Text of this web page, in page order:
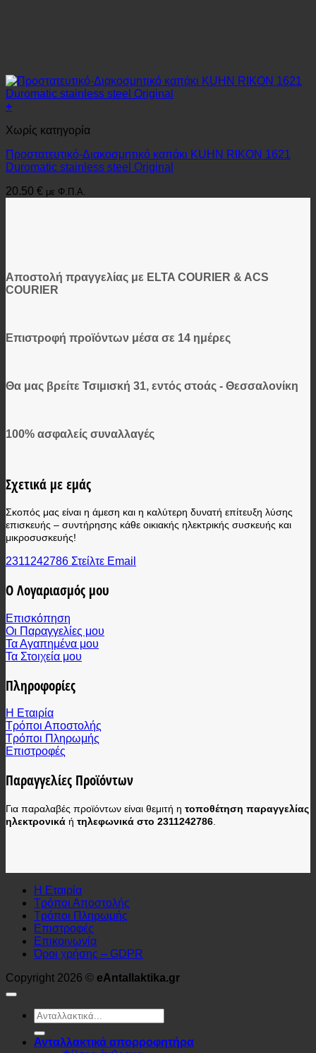
+
Χωρίς κατηγορία
Προστατευτικό-Διακοσμητικό καπάκι KUHN RIKON 1621
Duromatic stainless steel Original
20.50 € με Φ.Π.Α.
Αποστολή πραγγελίας με ELTA COURIER & ACS
COURIER
Επιστροφή προϊόντων μέσα σε 14 ημέρες
Θα μας βρείτε Τσιμισκή 31, εντός στοάς - Θεσσαλονίκη
100% ασφαλείς συναλλαγές
Σχετικά με εμάς
Σκοπός μας είναι η άμεση και η καλύτερη δυνατή επίτευξη λύσης
επισκευής – συντήρησης κάθε οικιακής ηλεκτρικής συσκευής και
μικροσυσκευής!
2311242786 Στείλτε Email
Ο Λογαριασμός μου
Επισκόπηση
Οι Παραγγελίες μου
Τα Αγαπημένα μου
Τα Στοιχεία μου
Πληροφορίες
Η Εταιρία
Τρόποι Αποστολής
Τρόποι Πληρωμής
Επιστροφές
Παραγγελίες Προϊόντων
Για παραλαβές προϊόντων είναι θεμιτή η τοποθέτηση παραγγελίας
ηλεκτρονικά ή τηλεφωνικά στο 2311242786
Η Εταιρία
Τρόποι Αποστολής
Τρόποι Πληρωμής
Επιστροφές
Επικοινωνία
Όροι χρήσης – GDPR
Copyright 2026 © eAntallaktika.gr
Αναζήτηση
για:
Ανταλλακτικά απορροφητήρα